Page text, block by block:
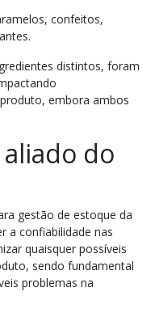
confeitos,
distintos, foram
embora ambos
do
gestão de estoque da
a confiabilidade nas
quaisquer possíveis
sendo fundamental
problemas na